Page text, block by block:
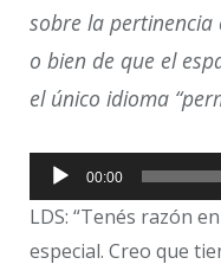
sobre la
o bien de que el
el único idioma
Reproductor
de
00:00
LDS: “Tenés razón
especial. Creo que